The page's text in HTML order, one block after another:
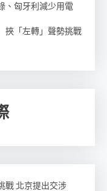
匈牙利減少用電
挾「左轉」聲勢挑戰
戰 北京提出交涉